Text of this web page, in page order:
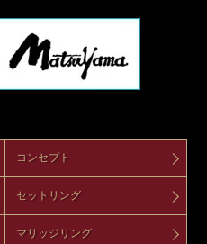
コンセプト
セットリング
マリッジリング